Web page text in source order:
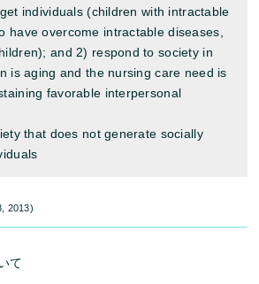
individuals (children with intractable
have overcome intractable diseases,
and 2) respond to society in
is aging and the nursing care need is
favorable interpersonal
that does not generate socially
2013)
て